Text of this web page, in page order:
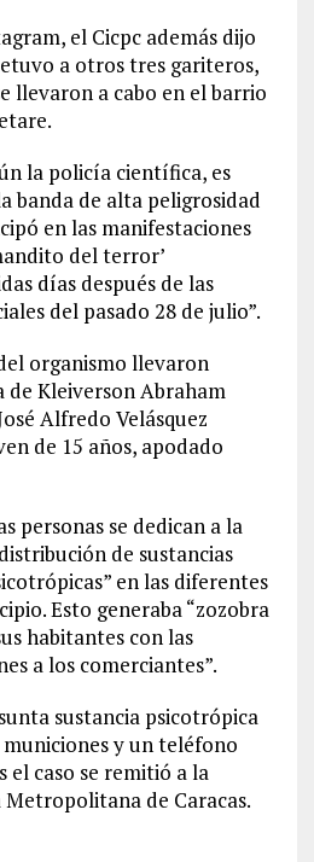
el Cicpc además dijo
a otros tres gariteros,
llevaron a cabo en el barrio
la policía científica, es
banda de alta peligrosidad
en las manifestaciones
del terror’
días después de las
del pasado 28 de julio”.
organismo llevaron
Kleiverson Abraham
Alfredo Velásquez
de 15 años, apodado
personas se dedican a la
de sustancias
en las diferentes
Esto generaba “zozobra
habitantes con las
a los comerciantes”.
sustancia psicotrópica
y un teléfono
caso se remitió a la
Metropolitana de Caracas.